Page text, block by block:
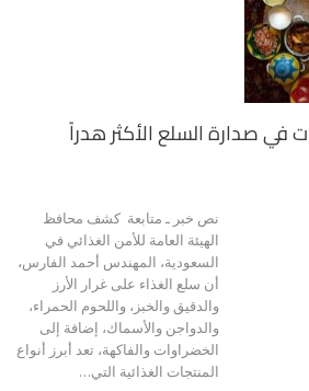
في صدارة السلع الأكثر هدراً
نص خبر ـ متابعة كشف محافظ
الهيئة العامة للأمن الغذائي في
السعودية، المهندس أحمد الفارس،
أن سلع الغذاء على غرار الأرز
والدقيق والخبز، واللحوم الحمراء،
والدواجن والأسماك، إضافة إلى
الخضراوات والفاكهة، تعد أبرز أنواع
المنتجات الغذائية التي…